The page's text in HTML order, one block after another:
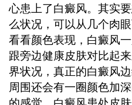
心患上了白癜风。其实
么状况，可以从几个肉
看看颜色表现，白癜风
跟旁边健康皮肤对比起
界状况，真正的白癜风
周围还会有一圈颜色加